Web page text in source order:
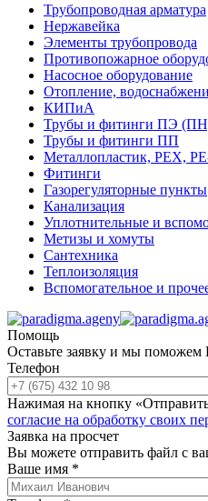
Трубопроводная арматура
Нержавейка
Элементы трубопровода
Противопожарное
Насосное оборудование
Отопление,
КИПиА
Трубы и фитинги ПЭ
Трубы и фитинги ПП
Металлопластик, РЕХ,
Фитинги
Газорегуляторные пункты
Канализация
Уплотнительные и
Метизы и хомуты
Сантехника
Теплоизоляция
Вспомогательное и
Помощь
Оставьте заявку и мы
Телефон
Нажимая на кнопку
согласие на обработку своих
Заявка на просчет
Вы можете отправить файл с
Ваше имя *